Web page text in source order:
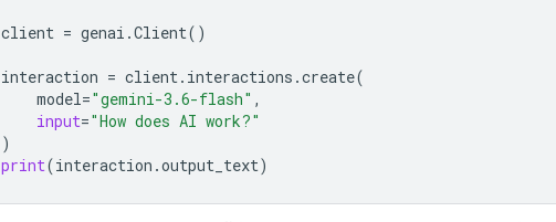
client = genai .Client()
interaction = client. interactions .create(
model="gemini-3.6-flash" ,
input="How does AI work?"
)
print(interaction .output_text)